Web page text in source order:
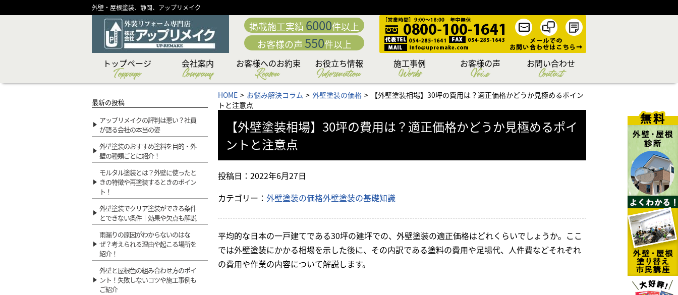
外壁・屋根塗装、静岡、アップリメイク
掲載施工実績6000件以上
お客様の声 550件以上
トップページ
Toppage
会社案内
Company
ショールーム紹介
CSR（社会貢献）活動
メディア掲載実績
お客様へのお約束
Reason
「職人直営」だから中
身が違う
こだわり日本一の厳選
塗料
お客様の夢を叶える
「こだわりの提案力」
カラーシミュレーショ
ン
専門店だからこそこだ
わる「職人力」
専門店ならではの完全
施工体制
日本一厳しい品質管理
システム
付帯部への超高耐久フ
ッ素塗装
下地処理 洗浄編
下地処理 補修編
究極の手塗りローラー
工法
お役立ち情報
Information
セミナー情報
外壁・屋根お悩み解決
コラム
外壁・屋根塗装価格＆
プラン
無料外壁・屋根診断
かし保険について
リフォームローン&補助
金情報
お問い合わせ後の流れ
住まいのリフォームも
お任せ
アパート・マンション
もお任せ
施工事例
Works
施工内容から選ぶ
塗料から選ぶ
地域から選ぶ
お客様の声
Voice
お問い合わせ
Contact
HOME お悩み解決コラム 外壁塗装の価格
【外壁塗装相場】30坪の費用は？適正価格かどうか見極めるポイン
トと注意点
【外壁塗装相場】30坪の費用は？適正価格かどうか見極めるポイ
ントと注意点
投稿日： 2022年6月27日
カテゴリー： 外壁塗装の価格外壁塗装の基礎知識
平均的な日本の一戸建てである30坪の建坪での、外壁塗装の適正価格はどれくらいでしょうか。ここ
では外壁塗装にかかる相場を示した後に、その内訳である塗料の費用や足場代、人件費などそれぞれ
の費用や作業の内容について解説します。
最新の投稿
アップリメイクの評判は悪い？社員
が語る会社の本当の姿
外壁塗装のおすすめ塗料を目的・外
壁の種類ごとに紹介！
モルタル塗装とは？外壁に使ったと
きの特徴や再塗装するときのポイン
ト！
外壁塗装でクリア塗装ができる条件
とできない条件｜効果や欠点も解説
雨漏りの原因がわからないのはな
ぜ？考えられる理由や起こる場所を
紹介！
外壁と屋根色の組み合わせ方のポイ
ント！失敗しないコツや施工事例も
ご紹介